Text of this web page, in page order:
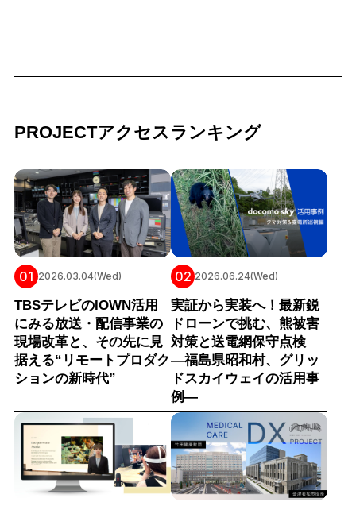
PROJECTアクセスランキング
01 2026.03.04(Wed)
TBSテレビのIOWN活用
にみる放送・配信事業の
現場改革と、その先に見
据える“リモートプロダク
ションの新時代”
02 2026.06.24(Wed)
実証から実装へ！最新鋭
ドローンで挑む、熊被害
対策と送電網保守点検
―福島県昭和村、グリッ
ドスカイウェイの活用事
例―